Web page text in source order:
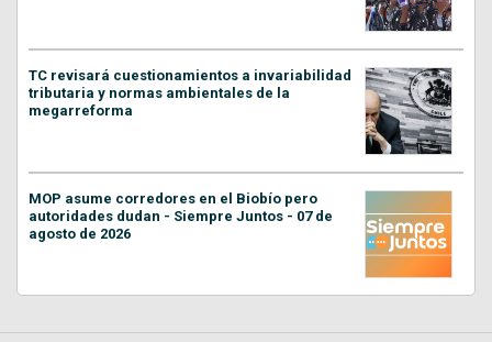
TC revisará cuestionamientos a invariabilidad
tributaria y normas ambientales de la
megarreforma
MOP asume corredores en el Biobío pero
autoridades dudan - Siempre Juntos - 07 de
agosto de 2026